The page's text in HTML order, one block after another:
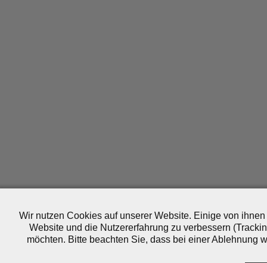
Wir nutzen Cookies auf unserer Website. Einige von
Website und die Nutzererfahrung zu verbessern
möchten. Bitte beachten Sie, dass bei einer Ablehnung